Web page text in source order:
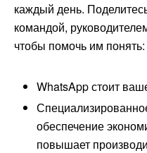
каждый день.
командой,
чтобы помочь им понять:
WhatsApp стоит
обеспечение
повышает